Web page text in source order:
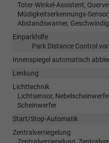
Toter-Winkel-Assistent,
Müdigkeitserkennungs-
Abstandswarner,
Einparkhilfe
Park Distance Control
Innenspiegel automatisch
Lenkung
Lichttechnik
Lichtsensor,
Scheinwerfer
Start/Stop-Automatik
Zentralverriegelung
Zentralverriegelung,